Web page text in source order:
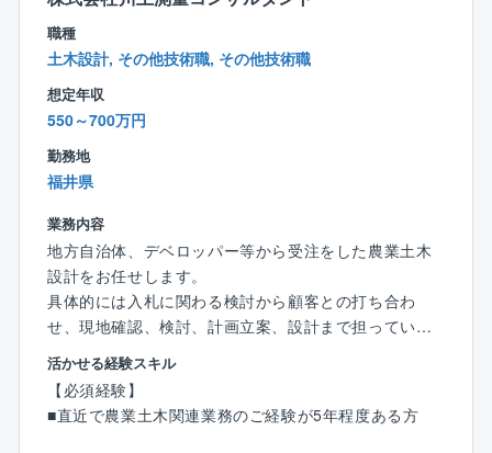
■残業時間少ない（月平均10h程度）
■転勤なし
■風通しが良いため離職率も非常に低いです。
※現在40代の方は新卒からのご入社です。
直近5年間での退職者1名（寿退社）
■福利厚生が充実しております。
健康診断や予防接種、歯科健診は会社負担で受ける
■15分単位で有給取得可能（入社後6カ月で10日付与）
■テレワーク勤務可能
遠方にお住いの方や育児、介護が必要な方などご事
情に合わせて働き方を変えることが可能です。
職種
土木設計, その他技術職, その他技術職
想定年収
550～700万円
勤務地
福井県
業務内容
地方自治体、デベロッパー等から受注をした農業土木
設計をお任せします。
具体的には入札に関わる検討から顧客との打ち合わ
せ、現地確認、検討、計画立案、設計まで担っていた
だきます。
地域住民とのワークショップや、地域の特性・生活環
境などを考慮したゾーニングなど、調査の段階から設
計まで一貫して担っていただけます。
活かせる経験スキル
【必須経験】
■直近で農業土木関連業務のご経験が5年程度ある方